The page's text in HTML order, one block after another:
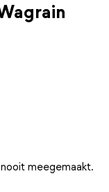
meegemaakt.